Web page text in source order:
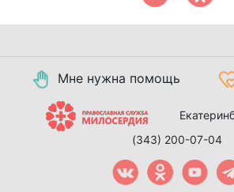
Мне нужна помощь
(343) 200-07-04